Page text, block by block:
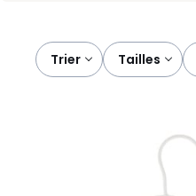
Trier tailles